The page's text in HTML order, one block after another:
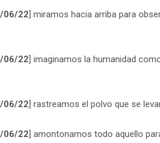
06/22] miramos hacia arriba para
06/22] imaginamos la humanidad
06/22] rastreamos el polvo que se
06/22] amontonamos todo aquello